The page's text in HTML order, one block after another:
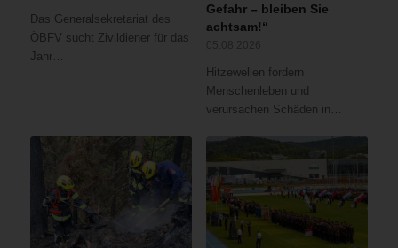
Das Generalsekretariat des
ÖBFV sucht Zivildiener für das
Jahr…
Gefahr – bleiben Sie
achtsam!“
Hitzewellen fordern
Menschenleben und
verursachen Schäden in…